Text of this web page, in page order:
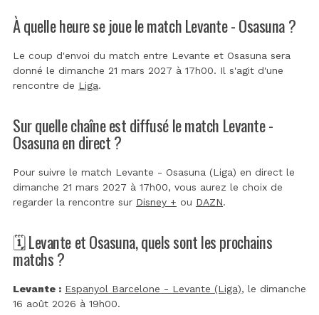
À quelle heure se joue le match Levante - Osasuna ?
Le coup d'envoi du match entre Levante et Osasuna sera
donné le dimanche 21 mars 2027 à 17h00. Il s'agit d'une
rencontre de Liga.
Sur quelle chaîne est diffusé le match Levante -
Osasuna en direct ?
Pour suivre le match Levante - Osasuna (Liga) en direct le
dimanche 21 mars 2027 à 17h00, vous aurez le choix de
regarder la rencontre sur Disney + ou DAZN.
🗓️ Levante et Osasuna, quels sont les prochains
matchs ?
Levante : Espanyol Barcelone - Levante (Liga), le dimanche
16 août 2026 à 19h00.